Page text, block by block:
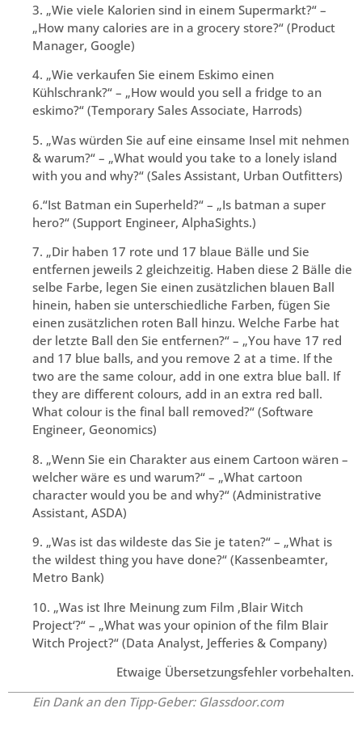
3. „Wie viele Kalorien sind in einem Supermarkt?“ –
„How many calories are in a grocery store?“ (Product
Manager, Google)
4. „Wie verkaufen Sie einem Eskimo einen
Kühlschrank?“ – „How would you sell a fridge to an
eskimo?“ (Temporary Sales Associate, Harrods)
5. „Was würden Sie auf eine einsame Insel mit nehmen
& warum?“ – „What would you take to a lonely island
with you and why?“ (Sales Assistant, Urban Outfitters)
6.“Ist Batman ein Superheld?“ – „Is batman a super
hero?“ (Support Engineer, AlphaSights.)
7. „Dir haben 17 rote und 17 blaue Bälle und Sie
entfernen jeweils 2 gleichzeitig. Haben diese 2 Bälle die
selbe Farbe, legen Sie einen zusätzlichen blauen Ball
hinein, haben sie unterschiedliche Farben, fügen Sie
einen zusätzlichen roten Ball hinzu. Welche Farbe hat
der letzte Ball den Sie entfernen?“ – „You have 17 red
and 17 blue balls, and you remove 2 at a time. If the
two are the same colour, add in one extra blue ball. If
they are different colours, add in an extra red ball.
What colour is the final ball removed?“ (Software
Engineer, Geonomics)
8. „Wenn Sie ein Charakter aus einem Cartoon wären –
welcher wäre es und warum?“ – „What cartoon
character would you be and why?“ (Administrative
Assistant, ASDA)
9. „Was ist das wildeste das Sie je taten?“ – „What is
the wildest thing you have done?“ (Kassenbeamter,
Metro Bank)
10. „Was ist Ihre Meinung zum Film ‚Blair Witch
Project‘?“ – „What was your opinion of the film Blair
Witch Project?“ (Data Analyst, Jefferies & Company)
Etwaige Übersetzungsfehler vorbehalten.
Ein Dank an den Tipp-Geber: Glassdoor.com